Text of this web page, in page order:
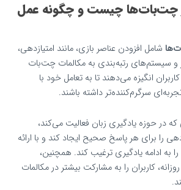
چت‌بات‌ها چیست و چگونه عمل
شامل افزودن عناصر بازی، مانند امتیازدهی،
و سیستم‌های رتبه‌بندی به مکالمات چت‌بات
انگیزه می‌دهند تا به تعامل خود با
سرگرم‌کننده‌تر داشته باشند.
در حوزه یادگیری زبان فعالیت می‌کند،
را برای هر پاسخ صحیح ایجاد کند و با ارائه
را به ادامه یادگیری ترغیب کند. همچنین،
کاربران را به مشارکت بیشتر در مکالمات